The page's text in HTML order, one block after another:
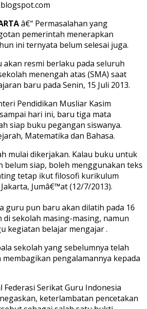
Juli,
Buku
Pelajaran
Siap
â€“ Permasalahan yang
pemerintah menerapkan
ini ternyata belum selesai juga.
akan resmi berlaku pada seluruh
menengah atas (SMA) saat
baru pada Senin, 15 Juli 2013.
Pendidikan Musliar Kasim
hari ini, baru tiga mata
siap buku pegangan siswanya.
Matematika dan Bahasa.
mulai dikerjakan. Kalau buku untuk
belum siap, boleh menggunakan teks
tetap ikut filosofi kurikulum
Jakarta, Jumâ€™at (12/7/2013).
guru pun baru akan dilatih pada 16
di sekolah masing-masing, namun
kegiatan belajar mengajar .
sekolah yang sebelumnya telah
pengalamannya kepada
Federasi Serikat Guru Indonesia
keterlambatan pencetakan